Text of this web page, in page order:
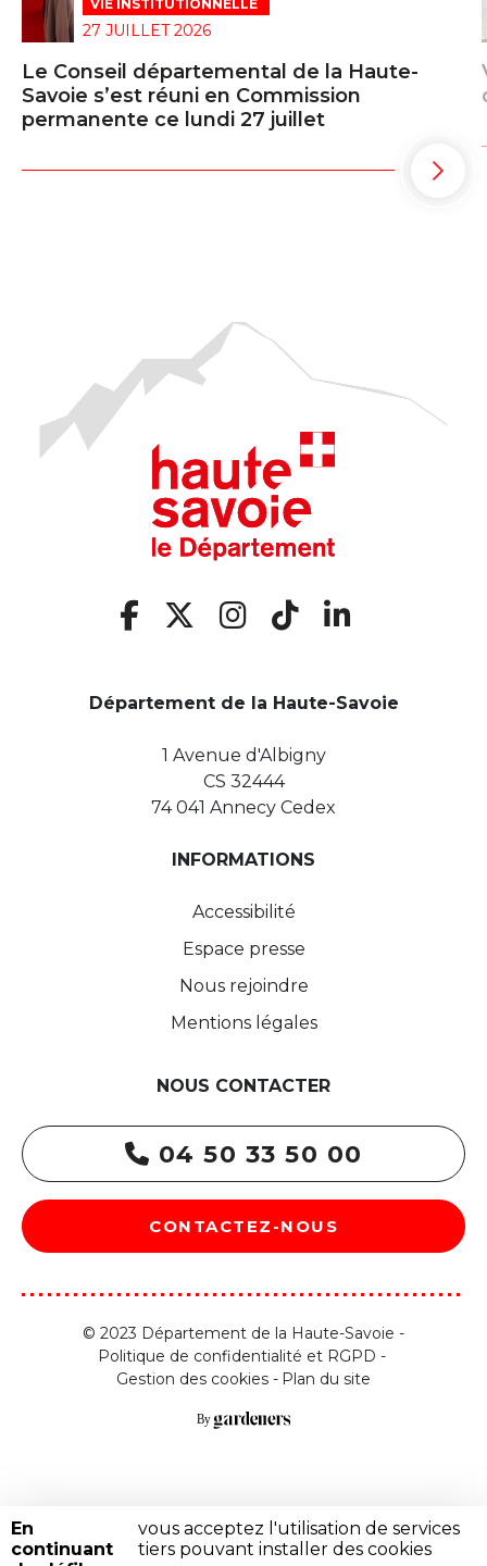
En
continuant
vous acceptez l'utilisation de services
tiers pouvant installer des cookies
VIE INSTITUTIONNELLE
27 JUILLET 2026
Le Conseil départemental de la Haute-
Savoie s’est réuni en Commission
permanente ce lundi 27 juillet
Département de la Haute-Savoie
1 Avenue d'Albigny
CS 32444
74 041 Annecy Cedex
INFORMATIONS
Accessibilité
Espace presse
Nous rejoindre
Mentions légales
NOUS CONTACTER
04 50 33 50 00
CONTACTEZ-NOUS
© 2023 Département de la Haute-Savoie -
Politique de confidentialité et RGPD
Gestion des cookies
Plan du site